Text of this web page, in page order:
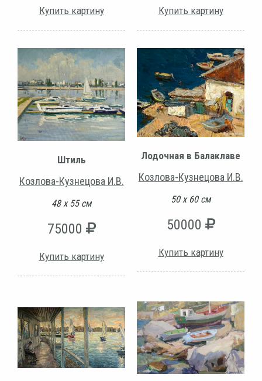
Купить картину Купить картину
Штиль
Козлова-Кузнецова И.В.
48 х 55 см
75000
Купить картину
Лодочная в Балаклаве
Козлова-Кузнецова И.В.
50 х 60 см
50000
Купить картину